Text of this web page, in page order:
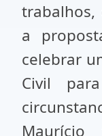
trabalhos,
a
celebrar
Civil